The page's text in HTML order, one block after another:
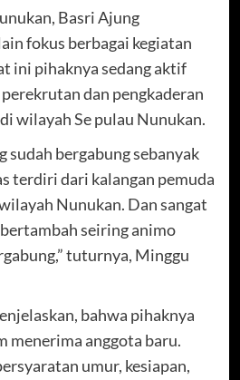
Basri Ajung
fokus berbagai kegiatan
ini pihaknya sedang aktif
dan pengkaderan
wilayah Se pulau Nunukan.
sudah bergabung sebanyak
terdiri dari kalangan pemuda
Nunukan. Dan sangat
seiring animo
tuturnya, Minggu
bahwa pihaknya
menerima anggota baru.
umur, kesiapan,